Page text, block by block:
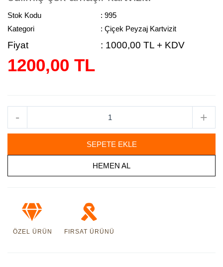
Stok Kodu
: 995
Kategori
: Çiçek Peyzaj Kartvizit
Fiyat : 1000,00 TL + KDV
1200,00 TL
- +
SEPETE EKLE
HEMEN AL
ÖZEL ÜRÜN FIRSAT ÜRÜNÜ